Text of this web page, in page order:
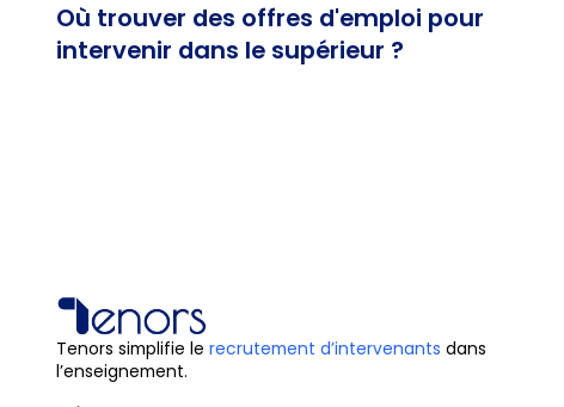
Où trouver des offres d'emploi pour
intervenir dans le supérieur ?
Tenors simplifie lerecrutement d’intervenants dans
l’enseignement.